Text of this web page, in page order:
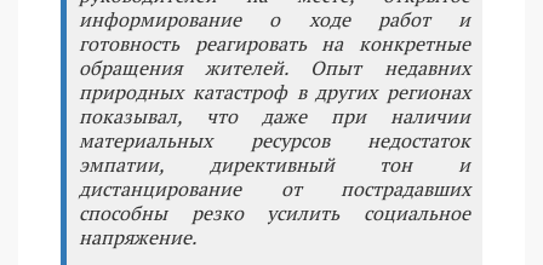
информирование о ходе работ и
готовность реагировать на конкретные
обращения жителей. Опыт недавних
природных катастроф в других регионах
показывал, что даже при наличии
материальных ресурсов недостаток
эмпатии, директивный тон и
дистанцирование от пострадавших
способны резко усилить социальное
напряжение.